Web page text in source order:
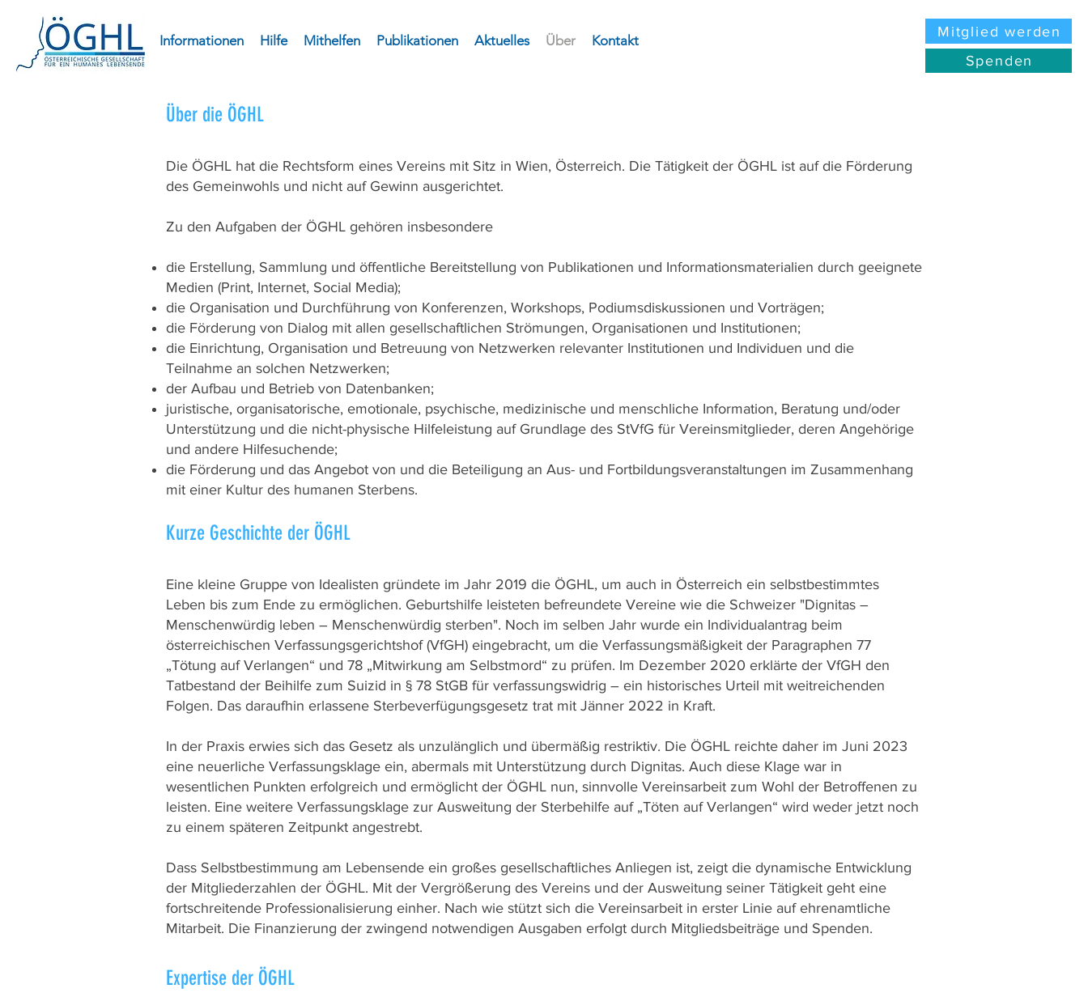
Informationen Hilfe Mithelfen Publikationen Aktuelles Über
Kontakt
Spenden
Mitglied werden
Über die ÖGHL
Die ÖGHL hat die Rechtsform eines Vereins mit Sitz in Wien, Österreich. Die Tätigkeit der ÖGHL ist auf die Förderung
des Gemeinwohls und nicht auf Gewinn ausgerichtet.
Zu den Aufgaben der ÖGHL gehören insbesondere
die Erstellung, Sammlung und öffentliche Bereitstellung von Publikationen und Informationsmaterialien durch geeignete
Medien (Print, Internet, Social Media);
die Organisation und Durchführung von Konferenzen, Workshops, Podiumsdiskussionen und Vorträgen;
die Förderung von Dialog mit allen gesellschaftlichen Strömungen, Organisationen und Institutionen;
die Einrichtung, Organisation und Betreuung von Netzwerken relevanter Institutionen und Individuen und die
Teilnahme an solchen Netzwerken;
der Aufbau und Betrieb von Datenbanken;
juristische, organisatorische, emotionale, psychische, medizinische und menschliche Information, Beratung und/oder
Unterstützung und die nicht-physische Hilfeleistung auf Grundlage des StVfG für Vereinsmitglieder, deren Angehörige
und andere Hilfesuchende;
die Förderung und das Angebot von und die Beteiligung an Aus- und Fortbildungsveranstaltungen im Zusammenhang
mit einer Kultur des humanen Sterbens.
Kurze Geschichte der ÖGHL
Eine kleine Gruppe von Idealisten gründete im Jahr 2019 die ÖGHL, um auch in Österreich ein selbstbestimmtes
Leben bis zum Ende zu ermöglichen. Geburtshilfe leisteten befreundete Vereine wie die Schweizer "Dignitas –
Menschenwürdig leben – Menschenwürdig sterben". Noch im selben Jahr wurde ein Individualantrag beim
österreichischen Verfassungsgerichtshof (VfGH) eingebracht, um die Verfassungsmäßigkeit der Paragraphen 77
„Tötung auf Verlangen“ und 78 „Mitwirkung am Selbstmord“ zu prüfen. Im Dezember 2020 erklärte der VfGH den
Tatbestand der Beihilfe zum Suizid in § 78 StGB für verfassungswidrig – ein historisches Urteil mit weitreichenden
Folgen. Das daraufhin erlassene Sterbeverfügungsgesetz trat mit Jänner 2022 in Kraft.
In der Praxis erwies sich das Gesetz als unzulänglich und übermäßig restriktiv. Die ÖGHL reichte daher im Juni 2023
eine neuerliche Verfassungsklage ein, abermals mit Unterstützung durch Dignitas. Auch diese Klage war in
wesentlichen Punkten erfolgreich und ermöglicht der ÖGHL nun, sinnvolle Vereinsarbeit zum Wohl der Betroffenen zu
leisten. Eine weitere Verfassungsklage zur Ausweitung der Sterbehilfe auf „Töten auf Verlangen“ wird weder jetzt noch
zu einem späteren Zeitpunkt angestrebt.
Dass Selbstbestimmung am Lebensende ein großes gesellschaftliches Anliegen ist, zeigt die dynamische Entwicklung
der Mitgliederzahlen der ÖGHL. Mit der Vergrößerung des Vereins und der Ausweitung seiner Tätigkeit geht eine
fortschreitende Professionalisierung einher. Nach wie stützt sich die Vereinsarbeit in erster Linie auf ehrenamtliche
Mitarbeit. Die Finanzierung der zwingend notwendigen Ausgaben erfolgt durch Mitgliedsbeiträge und Spenden. ​
Expertise der ÖGHL